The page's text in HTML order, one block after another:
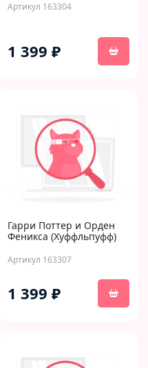
Артикул 163304
1 399 ₽
Гарри Поттер и Орден
Феникса (Хуффльпуфф)
Артикул 163307
1 399 ₽